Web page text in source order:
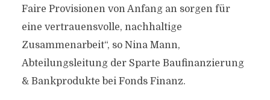
Faire Provisionen von Anfang an sorgen für
eine vertrauensvolle, nachhaltige
Zusammenarbeit“, so Nina Mann,
Abteilungsleitung der Sparte Baufinanzierung
& Bankprodukte bei Fonds Finanz.